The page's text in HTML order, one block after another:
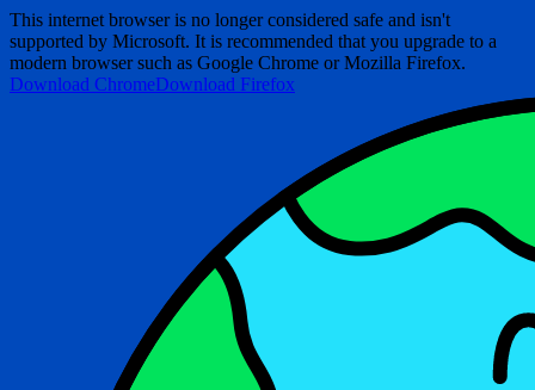
This internet browser is no longer considered safe and isn't
supported by Microsoft. It is recommended that you upgrade to a
modern browser such as Google Chrome or Mozilla Firefox.
Download ChromeDownload Firefox